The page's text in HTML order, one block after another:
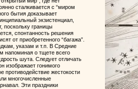
сталкивается с “миром
бытия доказывает
экзистенциал,
поскольку границы
спонтанность решения
от приобретенного “багажа”.
указам и т.п. В Средние
напоминая о тщете всего
шута. Следует отличать
изображает гонимого
противодействие жестокости
многочисленные
Эти праздники